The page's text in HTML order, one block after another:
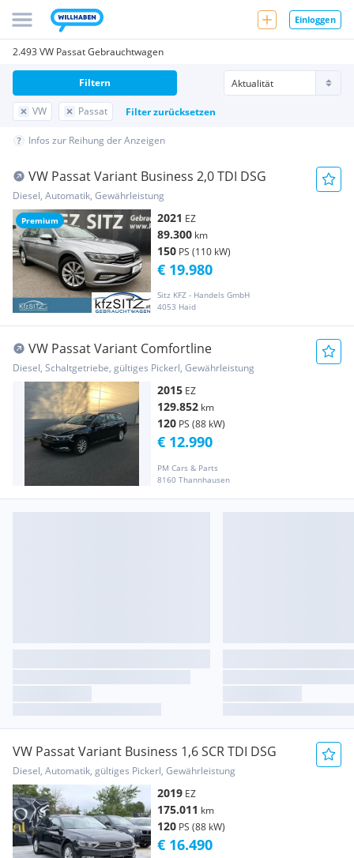
Einloggen
2.493 VW Passat Gebrauchtwagen
VW Passat Filter zurücksetzen
Filtern
Infos zur Reihung der Anzeigen
Premium
VW Passat Variant Business 2,0 TDI DSG
Diesel, Automatik, Gewährleistung
2021 EZ
89.300 km
150 PS (110 kW)
Sitz KFZ - Handels GmbH
4053 Haid
€ 19.980
VW Passat Variant Comfortline
Diesel, Schaltgetriebe, gültiges Pickerl, Gewährleistung
2015 EZ
129.852 km
120 PS (88 kW)
PM Cars & Parts
8160 Thannhausen
€ 12.990
VW Passat Variant Business 1,6 SCR TDI DSG
Diesel, Automatik, gültiges Pickerl, Gewährleistung
2019 EZ
175.011 km
120 PS (88 kW)
€ 16.490